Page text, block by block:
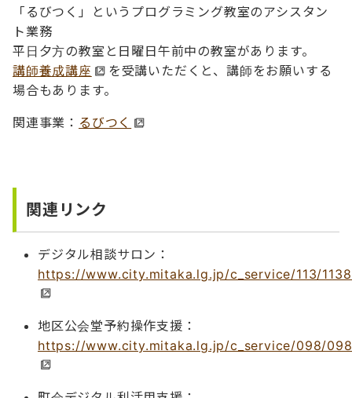
「るびつく」というプログラミング教室のアシスタン
ト業務
平日夕方の教室と日曜日午前中の教室があります。
講師養成講座
を受講いただくと、講師をお願いする
場合もあります。
関連事業： るびつく
関連リンク
デジタル相談サロン：
https://www.city.mitaka.lg.jp/c_service/113/
地区公会堂予約操作支援：
https://www.city.mitaka.lg.jp/c_service/098/